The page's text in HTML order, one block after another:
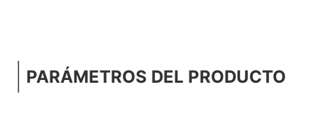
PARÁMETROS DEL PRODUCTO